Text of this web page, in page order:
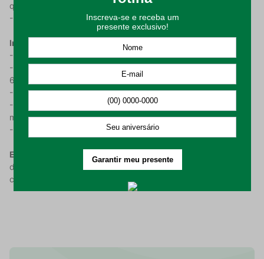
que facilita a limpeza do produto.
- A Toalha de Mesa possui medidas de 160x270cm.
Instrução De Uso:
- Higienizar antes de utilizar;
- Lavar em processo suave, com temperatura máxima de
60°C;
- Não alvejar nem limpar a seco;
- Permitido secar em máquina, respeitando a temperatura
máxima de 60°C;
- Passar em temperatura máxima de 150°C.
Embalagem composta por:
de 160x270cm (1 metro e 60 centímetros x 2 metros e 70
centímetros).